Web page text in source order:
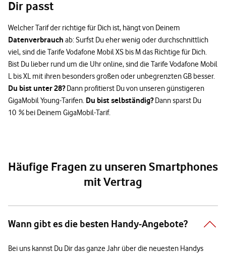
Dir passt
Welcher Tarif der richtige für Dich ist, hängt von Deinem
Datenverbrauch ab: Surfst Du eher wenig oder durchschnittlich
viel, sind die Tarife Vodafone Mobil XS bis M das Richtige für Dich.
Bist Du lieber rund um die Uhr online, sind die Tarife Vodafone Mobil
L bis XL mit ihren besonders großen oder unbegrenzten GB besser.
Du bist unter 28?Dann profitierst Du von unseren günstigeren
GigaMobil Young-Tarifen. Du bist selbständig?Dann sparst Du
10 % bei Deinem GigaMobil-Tarif.
Häufige Fragen zu unseren Smartphones
mit Vertrag
Wann gibt es die besten Handy-Angebote?
Bei uns kannst Du Dir das ganze Jahr über die neuesten Handys